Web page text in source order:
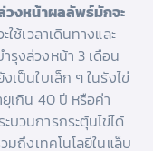
วงหน้าผลลัพธ์มักจะ
ช้เวลาเดินทางและ
งล่วงหน้า 3 เดือน
เป็นใบเล็ก ๆ ในรังไข่
เกิน 40 ปี หรือค่า
บวนการกระตุ้นไข่ได้
มถึงเทคโนโลยีในแล็บ